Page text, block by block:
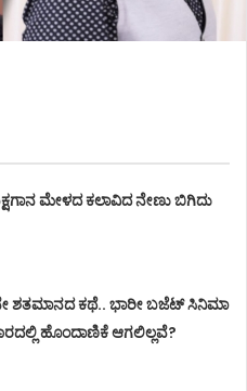
ಮೇಳದ ಕಲಾವಿದ ನೇಣು ಬಿಗಿದು
ಶತಮಾನದ ಕಥೆ.. ಭಾರೀ ಬಜೆಟ್ ಸಿನಿಮಾ
ಹೊಂದಾಣಿಕೆ ಆಗಲಿಲ್ಲವೆ?